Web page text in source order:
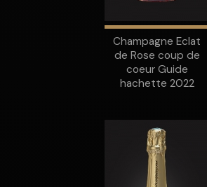
Champagne Eclat
de Rose coup de
coeur Guide
hachette 2022